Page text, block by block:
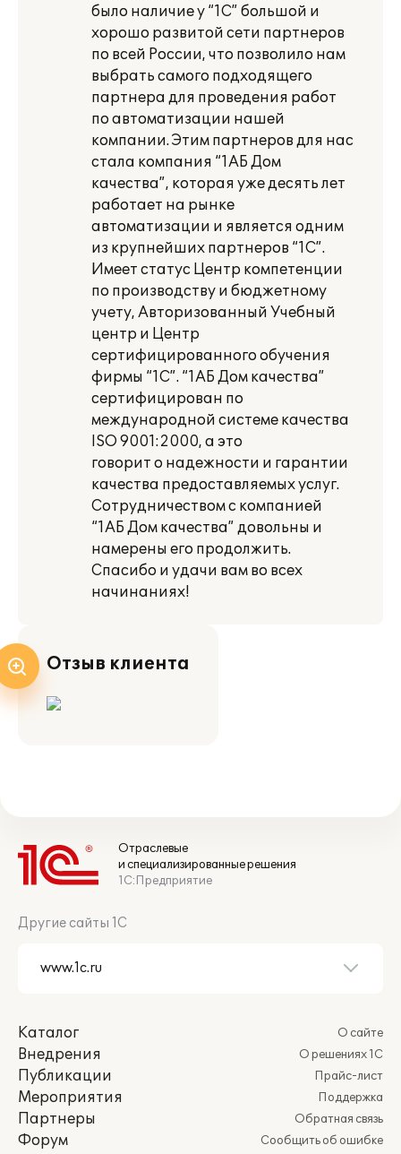
было наличие у “1С” большой и
хорошо развитой сети партнеров
по всей России, что позволило нам
выбрать самого подходящего
партнера для проведения работ
по автоматизации нашей
компании. Этим партнеров для нас
стала компания “1АБ Дом
качества”, которая уже десять лет
работает на рынке
автоматизации и является одним
из крупнейших партнеров “1С”.
Имеет статус Центр компетенции
по производству и бюджетному
учету, Авторизованный Учебный
центр и Центр
сертифицированного обучения
фирмы “1С”. “1АБ Дом качества”
сертифицирован по
международной системе качества
ISO 9001:2000, а это
говорит о надежности и гарантии
качества предоставляемых услуг.
Сотрудничеством с компанией
“1АБ Дом качества” довольны и
намерены его продолжить.
Спасибо и удачи вам во всех
начинаниях!
Отзыв клиента
Отраслевые
и специализированные решения
1С:Предприятие
Другие сайты 1С
Каталог
Внедрения
Публикации
Мероприятия
Партнеры
Форум
О сайте
О решениях 1С
Прайс-лист
Поддержка
Обратная связь
Сообщить об ошибке